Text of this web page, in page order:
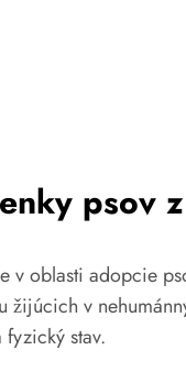
psov
v oblasti adopcie
v
stav.